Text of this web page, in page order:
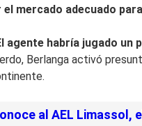
mercado adecuado
agente habría jugado un
Berlanga activó
al AEL Limassol,